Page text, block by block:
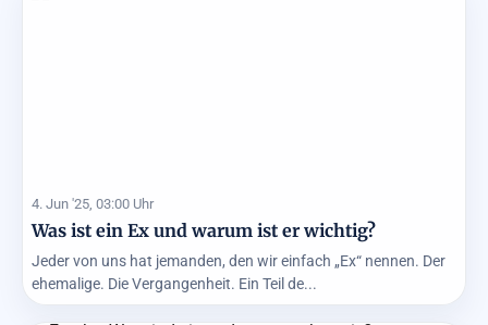
4. Jun '25, 03:00 Uhr
Was ist ein Ex und warum ist er wichtig?
Jeder von uns hat jemanden, den wir einfach „Ex“ nennen. Der
ehemalige. Die Vergangenheit. Ein Teil de...